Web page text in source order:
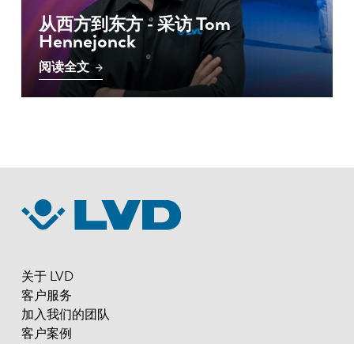
从西方到东方 - 采访 Tom
Hennejonck
阅读全文
关于 LVD
客户服务
加入我们的团队
客户案例